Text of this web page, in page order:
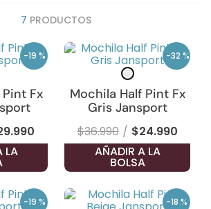
7 PRODUCTOS
-19 %
Fx
.990
LA
-32 %
Mochila Half Pint Fx
Gris Jansport
$36.990 $24.990
AÑADIR A LA
BOLSA
-19 % -18 %